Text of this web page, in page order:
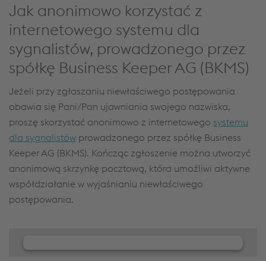
Jak anonimowo korzystać z
internetowego systemu dla
sygnalistów, prowadzonego przez
spółkę Business Keeper AG (BKMS)
Jeżeli przy zgłaszaniu niewłaściwego postępowania
obawia się Pani/Pan ujawniania swojego nazwiska,
proszę skorzystać anonimowo z internetowego systemu
dla sygnalistów prowadzonego przez spółkę Business
Keeper AG (BKMS). Kończąc zgłoszenie można utworzyć
anonimową skrzynkę pocztową, która umożliwi aktywne
współdziałanie w wyjaśnianiu niewłaściwego
postępowania.
We need your consent to load the